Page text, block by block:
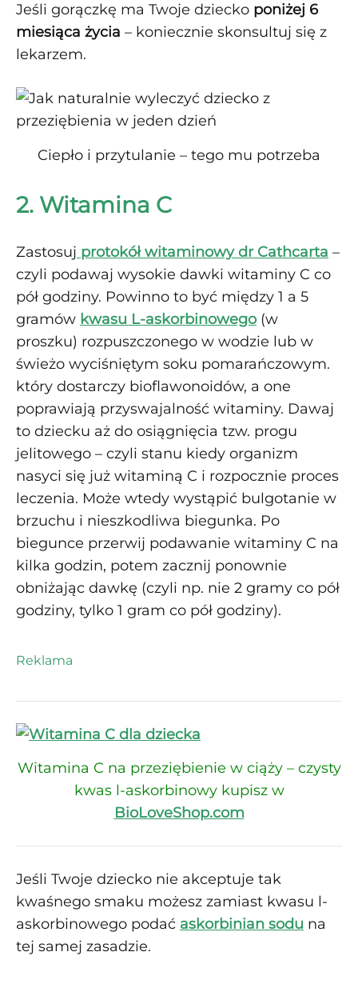
Jeśli gorączkę ma Twoje dziecko poniżej 6
miesiąca życia – koniecznie skonsultuj się z
lekarzem.
Ciepło i przytulanie – tego mu potrzeba
2. Witamina C
Zastosuj protokół witaminowy dr Cathcarta –
czyli podawaj wysokie dawki witaminy C co
pół godziny. Powinno to być między 1 a 5
gramów kwasu L-askorbinowego(w
proszku) rozpuszczonego w wodzie lub w
świeżo wyciśniętym soku pomarańczowym.
który dostarczy bioflawonoidów, a one
poprawiają przyswajalność witaminy. Dawaj
to dziecku aż do osiągnięcia tzw. progu
jelitowego – czyli stanu kiedy organizm
nasyci się już witaminą C i rozpocznie proces
leczenia. Może wtedy wystąpić bulgotanie w
brzuchu i nieszkodliwa biegunka. Po
biegunce przerwij podawanie witaminy C na
kilka godzin, potem zacznij ponownie
obniżając dawkę (czyli np. nie 2 gramy co pół
godziny, tylko 1 gram co pół godziny).
Reklama
Witamina C na przeziębienie w ciąży – czysty
kwas l-askorbinowy kupisz w
BioLoveShop.com
Jeśli Twoje dziecko nie akceptuje tak
kwaśnego smaku możesz zamiast kwasu l-
askorbinowego podać askorbinian sodu na
tej samej zasadzie.